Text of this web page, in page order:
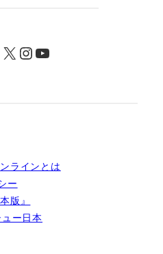
X InstagramYouTube
ラインとは
ー
版』
ー日本